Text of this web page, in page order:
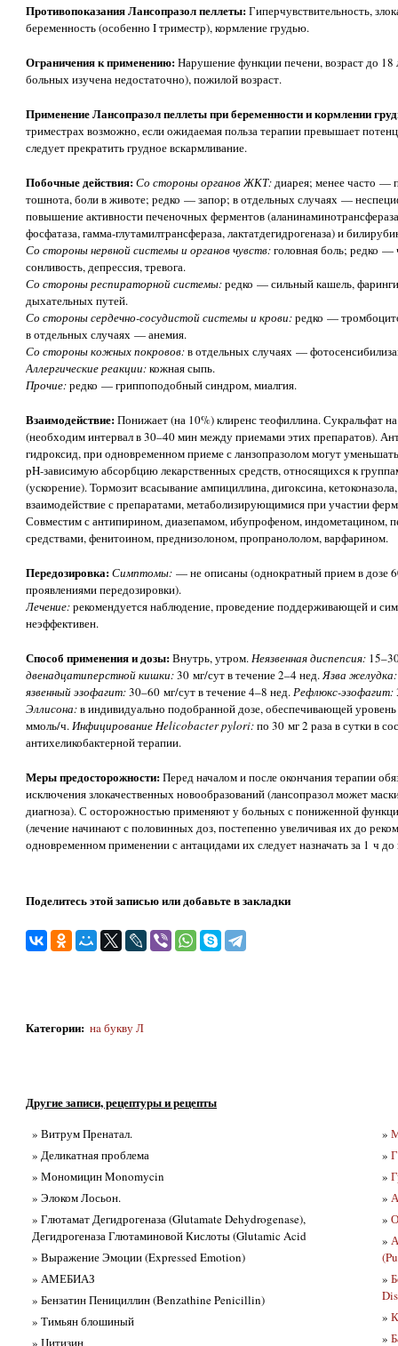
Противопоказания Лансопразол пеллеты:Гиперчувствительность,
беременность (особенно I триместр), кормление грудью.
Ограничения к применению:Нарушение функции печени, возраст до 18
больных изучена недостаточно), пожилой возраст.
Применение Лансопразол пеллеты при беременности и кормлении
триместрах возможно, если ожидаемая польза терапии превышает
следует прекратить грудное вскармливание.
Побочные действия:Со стороны органов ЖКТ: диарея; менее часто —
тошнота, боли в животе; редко — запор; в отдельных случаях —
повышение активности печеночных ферментов
фосфатаза, гамма-глутамилтрансфераза, лактатдегидрогеназа) и
Со стороны нервной системы и органов чувств:головная боль; редко —
сонливость, депрессия, тревога.
Со стороны респираторной системы:редко — сильный кашель,
дыхательных путей.
Со стороны сердечно-сосудистой системы и крови:редко —
в отдельных случаях — анемия.
Со стороны кожных покровов:в отдельных случаях —
Аллергические реакции:кожная сыпь.
Прочие:редко — гриппоподобный синдром, миалгия.
Взаимодействие:Понижает (на 10%) клиренс теофиллина. Сукральфат
(необходим интервал в 30–40 мин между приемами этих препаратов).
гидроксид, при одновременном приеме с ланзопразолом могут
pH-зависимую абсорбцию лекарственных средств, относящихся к
(ускорение). Тормозит всасывание ампициллина, дигоксина,
взаимодействие с препаратами, метаболизирующимися при участии
Совместим с антипирином, диазепамом, ибупрофеном, индометацином,
средствами, фенитоином, преднизолоном, пропранололом, варфарином.
Передозировка:Симптомы: — не описаны (однократный прием в дозе
проявлениями передозировки).
Лечение:рекомендуется наблюдение, проведение поддерживающей и
неэффективен.
Способ применения и дозы:Внутрь, утром. Неязвенная диспепсия:
двенадцатиперстной кишки:30 мг/сут в течение 2–4 нед. Язва желудка:
язвенный эзофагит:30–60 мг/сут в течение 4–8 нед. Рефлюкс-эзофагит:
Эллисона:в индивидуально подобранной дозе, обеспечивающей
ммоль/ч. Инфицирование Helicobacter pylori:по 30 мг 2 раза в сутки в
антихеликобактерной терапии.
Меры предосторожности:Перед началом и после окончания терапии
исключения злокачественных новообразований (лансопразол может
диагноза). С осторожностью применяют у больных с пониженной
(лечение начинают с половинных доз, постепенно увеличивая их до
одновременном применении с антацидами их следует назначать за 1 ч
Поделитесь этой записью или добавьте в закладки
Категории: нa букву Л
Другие записи, рецептуры и рецепты
» Витрум Пренатал.
» Деликатная проблема
» Мономицин Monomycin
» Элоком Лосьон.
» Глютамат Дегидрогеназа (Glutamate Dehydrogenase),
Дегидрогеназа Глютаминовой Кислоты (Glutamic Acid
» Выражение Эмоции (Expressed Emotion)
» АМЕБИАЗ
» Бензатин Пенициллин (Benzathine Penicillin)
» Тимьян блошиный
» Цитизин
»
»
»
»
»
»
»
»
»